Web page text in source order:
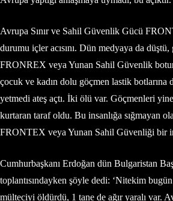
Avrupa Sınır ve Sahil Güvenlik Gücü
durumu içler acısını. Dün medyaya da düştü,
FRONREX veya Yunan Sahil Güvenlik
çocuk ve kadın dolu göçmen lastik botlarına
yetmedi ateş açtı. İki ölü var. Göçmenleri
kurtaran taraf oldu. Bu insanlığa sığmayan
FRONTEX veya Yunan Sahil Güvenliği bir
Cumhurbaşkanı Erdoğan dün Bulgaristan
toplantısındayken şöyle dedi: ‘Nitekim
mülteciyi öldürdü, 1 tane de ağır yaralı var.